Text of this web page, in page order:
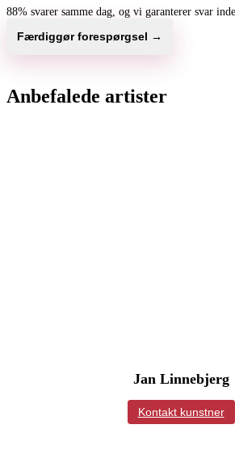
88% svarer samme dag, og vi garanterer svar
Færdiggør forespørgsel →
Anbefalede artister
Jan Linnebjerg
Kontakt kunstner